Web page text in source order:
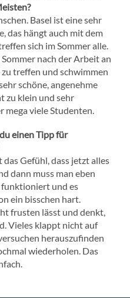
Basel ist eine sehr
das hängt auch mit dem
sich im Sommer alle.
nach der Arbeit an
treffen und schwimmen
schöne, angenehme
zu klein und sehr
viele Studenten.
einen Tipp für
Gefühl, dass jetzt alles
dann muss man eben
funktioniert und es
ein bisschen hart.
frusten lässt und denkt,
Vieles klappt nicht auf
herauszufinden
wiederholen. Das